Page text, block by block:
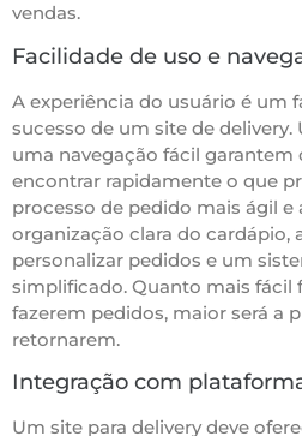
vendas.
Facilidade de uso e
A experiência do usuário é um
sucesso de um site de
uma navegação fácil garantem
encontrar rapidamente o que
processo de pedido mais ágil e
organização clara do cardápio,
personalizar pedidos e um
simplificado. Quanto mais fácil
fazerem pedidos, maior será a
retornarem.
Integração com
Um site para delivery deve